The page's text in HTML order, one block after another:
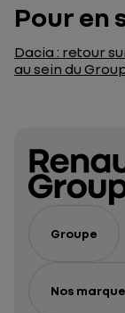
Pour en
Dacia : retour
au sein du
Groupe
Nos